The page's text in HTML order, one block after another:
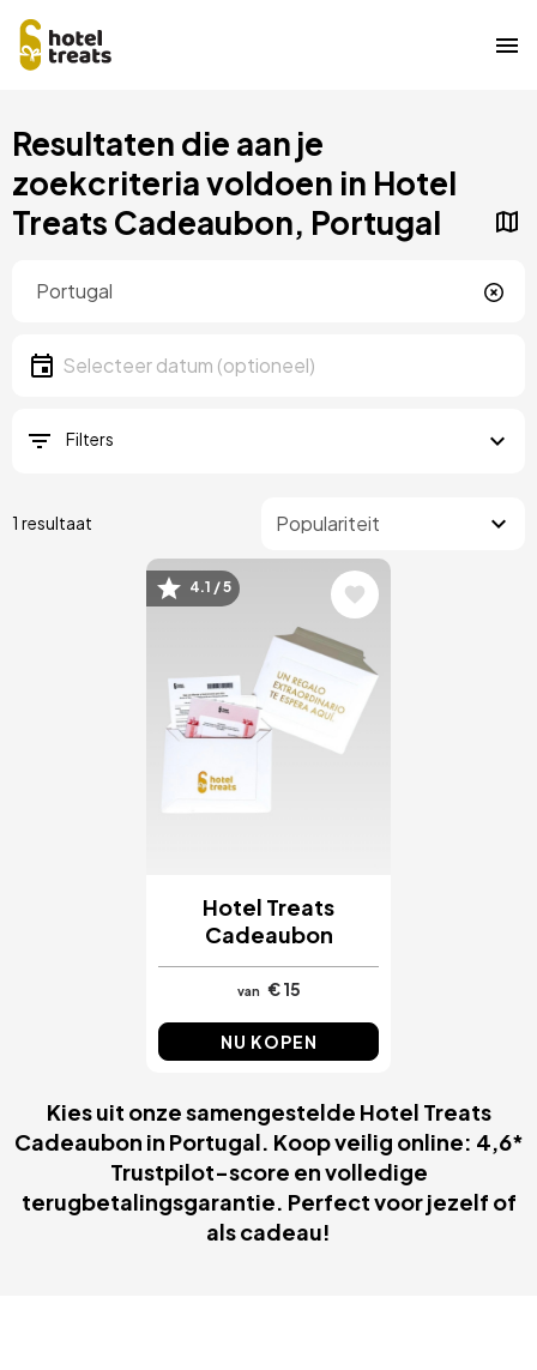
naar
hoofdinhoud
Resultaten die aan je
zoekcriteria voldoen in Hotel
Treats Cadeaubon, Portugal
Datum
Selecteer een datum
Filters
1 resultaat
Afbeelding
4.1 / 5
Hotel Treats
Cadeaubon
van € 15
NU KOPEN
Kies uit onze samengestelde Hotel Treats
Cadeaubon in Portugal. Koop veilig online: 4,6*
Trustpilot-score en volledige
terugbetalingsgarantie. Perfect voor jezelf of
als cadeau!